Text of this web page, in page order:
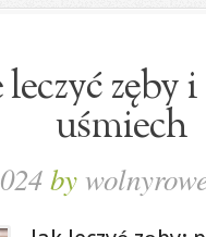
zęby
uśmiech
by